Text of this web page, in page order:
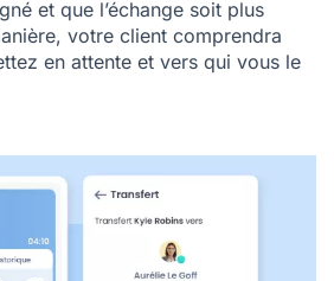
et que l’échange soit plus
votre client comprendra
en attente et vers qui vous le